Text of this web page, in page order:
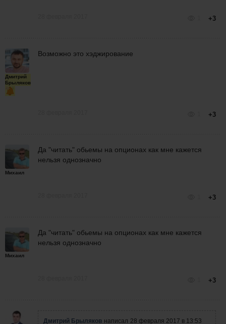
+3
Дмитрий
Брыляков
Возможно это хэджирование
+3
Михаил
Да "читать" обьемы на опционах как мне кажется
нельзя однозначно
+3
Михаил
Да "читать" обьемы на опционах как мне кажется
нельзя однозначно
+3
Дмитрий Брыляков написал 28 февраля 2017 в 13:53